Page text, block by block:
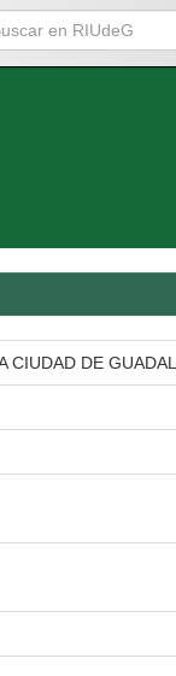
CIUDAD DE